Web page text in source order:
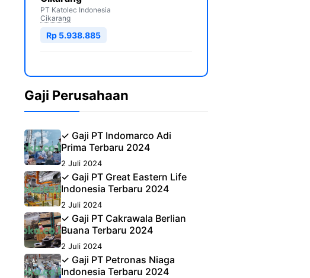
PT Katolec Indonesia
Cikarang
Rp 5.938.885
Gaji Perusahaan
✓ Gaji PT Indomarco Adi
Prima Terbaru 2024
2 Juli 2024
✓ Gaji PT Great Eastern Life
Indonesia Terbaru 2024
2 Juli 2024
✓ Gaji PT Cakrawala Berlian
Buana Terbaru 2024
2 Juli 2024
✓ Gaji PT Petronas Niaga
Indonesia Terbaru 2024